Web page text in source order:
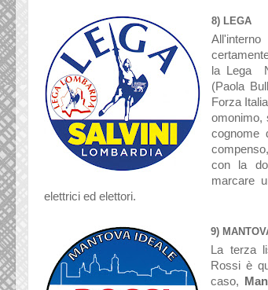
8) LEGA
la Lega
(Paola
Forza
omonimo,
cognome
con la
marcare
elettrici ed elettori.
9)
La terza
Rossi è
caso,